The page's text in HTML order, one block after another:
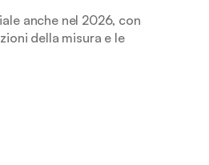
anche nel 2026, con
della misura e le